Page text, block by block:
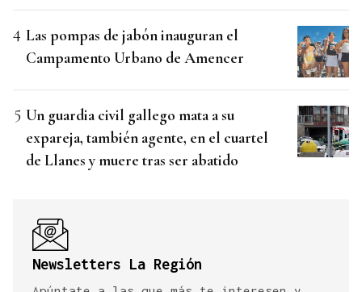
Las pompas de jabón inauguran el
Campamento Urbano de Amencer
Un guardia civil gallego mata a su
expareja, también agente, en el cuartel
de Llanes y muere tras ser abatido
Newsletters La Región